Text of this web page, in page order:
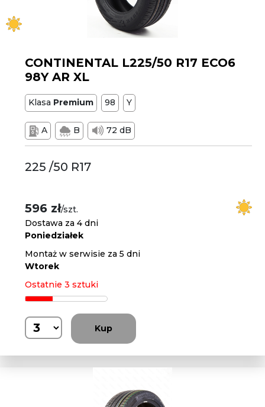
CONTINENTAL L225/50 R17 ECO6
98Y AR XL
Klasa Premium 98 Y
A B 72 dB
225 /50 R17
596 zł/szt.
Dostawa za 4 dni
Poniedziałek
Montaż w serwisie za 5 dni
Wtorek
Ostatnie 3 sztuki
Kup